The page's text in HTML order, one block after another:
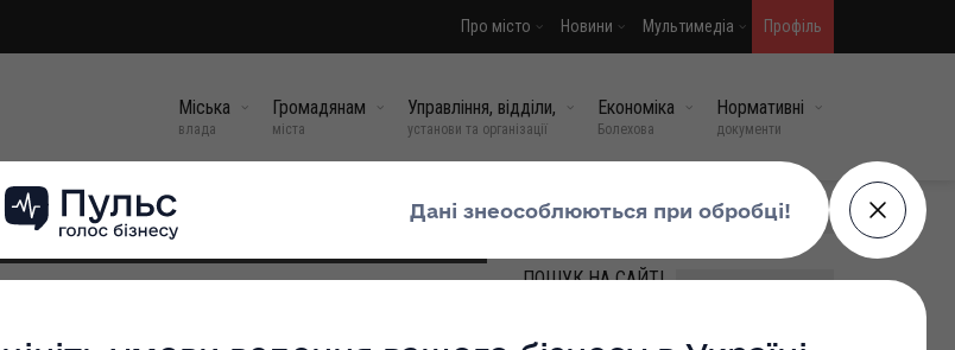
Про місто Новини Мультимедіа Профіль
Міська
влада
Громадянам
міста
Управління, відділи,
установи та організації
Економіка
Болехова
Нормативні
документи
МИ У СОЦМЕРЕЖАХ
ПОШУК НА САЙТІ